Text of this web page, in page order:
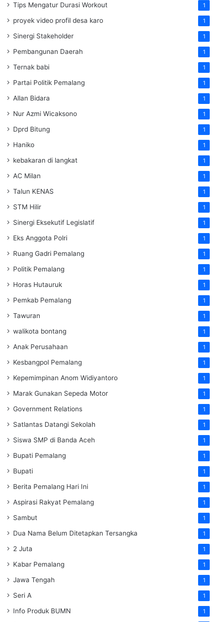
Tips Mengatur Durasi Workout 1
proyek video profil desa karo 1
Sinergi Stakeholder 1
Pembangunan Daerah 1
Ternak babi 1
Partai Politik Pemalang 1
Allan Bidara 1
Nur Azmi Wicaksono 1
Dprd Bitung 1
Haniko 1
kebakaran di langkat 1
AC Milan 1
Talun KENAS 1
STM Hilir 1
Sinergi Eksekutif Legislatif 1
Eks Anggota Polri 1
Ruang Gadri Pemalang 1
Politik Pemalang 1
Horas Hutauruk 1
Pemkab Pemalang 1
Tawuran 1
walikota bontang 1
Anak Perusahaan 1
Kesbangpol Pemalang 1
Kepemimpinan Anom Widiyantoro 1
Marak Gunakan Sepeda Motor 1
Government Relations 1
Satlantas Datangi Sekolah 1
Siswa SMP di Banda Aceh 1
Bupati Pemalang 1
Bupati 1
Berita Pemalang Hari Ini 1
Aspirasi Rakyat Pemalang 1
Sambut 1
Dua Nama Belum Ditetapkan Tersangka 1
2 Juta 1
Kabar Pemalang 1
Jawa Tengah 1
Seri A 1
Info Produk BUMN 1